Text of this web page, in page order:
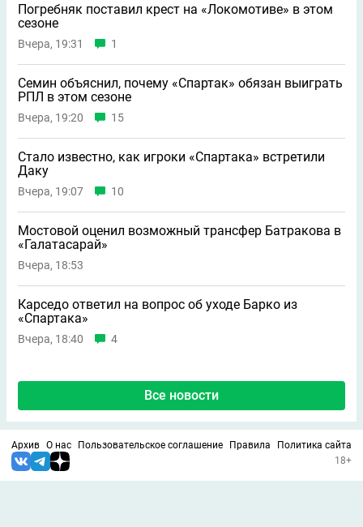
Погребняк поставил крест на «Локомотиве» в этом
сезоне
Вчера, 19:31 1
Семин объяснил, почему «Спартак» обязан выиграть
РПЛ в этом сезоне
Вчера, 19:20 15
Стало известно, как игроки «Спартака» встретили
Даку
Вчера, 19:07 10
Мостовой оценил возможный трансфер Батракова в
«Галатасарай»
Вчера, 18:53
Карседо ответил на вопрос об уходе Барко из
«Спартака»
Вчера, 18:40 4
Все новости
Архив О нас Пользовательское соглашение Правила
Политика сайта
18+